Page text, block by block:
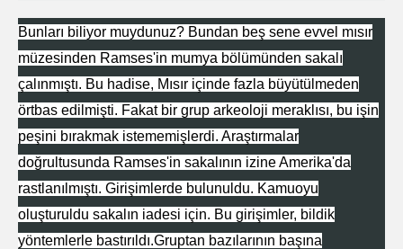
Bunları biliyor muydunuz? Bundan beş sene evvel mısır
müzesinden Ramses'in mumya bölümünden sakalı
çalınmıştı. Bu hadise, Mısır içinde fazla büyütülmeden
örtbas edilmişti. Fakat bir grup arkeoloji meraklısı, bu işin
peşini bırakmak istememişlerdi. Araştırmalar
doğrultusunda Ramses'in sakalının izine Amerika'da
rastlanılmıştı. Girişimlerde bulunuldu. Kamuoyu
oluşturuldu sakalın iadesi için. Bu girişimler, bildik
yöntemlerle bastırıldı.Gruptan bazılarının başına